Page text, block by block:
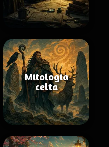
Mitologia
celta